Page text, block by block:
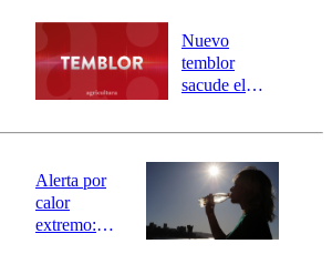
río Damas:
activa
mensajería
SAE
Nuevo
temblor
sacude el
revisa la
epicentro
Alerta por
calor
extremo: